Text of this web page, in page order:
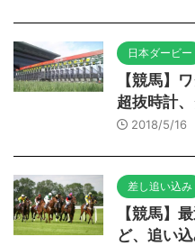
日本ダービー
【競馬】
超抜時計
2018/5/16
差し追い込み
【競馬】
ど、追い